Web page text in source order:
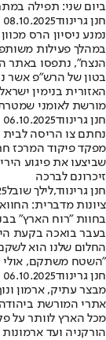
ביום שני: תפילה
חנן גרינווד08.10.2025
נמנע ניסיון הרס
במהלך פעילות
הנצח", נתפסו באתר
בטון של הרש"פ אשר
האזורית בנימין
מורשת לאומני
חנן גרינווד06.10.2025
נחתם צו הריסה לבית
מפקד פיקוד המרכז
שביצעו את פיגוע
זיכרונם לברכה
חנן גרינווד,לילך שובל
ציונות מדברית:
בחוות "רוח הארץ"
בעבר בואכה בקעת
החלום שלנו הוא
"השטח משתקם, אולי
חנן גרינווד06.10.2025
מבצר עתיק, ארמון
אתרי המורשת
מכל הארץ לוותר על
הורקניה ועד